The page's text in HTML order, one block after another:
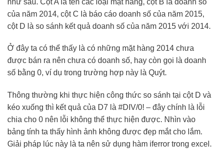
của năm 2014, cột C là báo cáo doanh số của năm 2015,
cột D là so sánh kết quả doanh số của năm 2015 với 2014.
Ở đây ta có thể thấy là có những mặt hàng 2014 chưa
được bán ra nên chưa có doanh số, hay còn gọi là doanh
số bằng 0, ví dụ trong trường hợp này là Quýt.
Thông thường khi thực hiện công thức so sánh tại cột D và
kéo xuống thì kết quả của D7 là #DIV/0! – đây chính là lỗi
chia cho 0 nên lỗi không thể thực hiện được. Nhìn vào
bảng tính ta thấy hình ảnh không được đẹp mắt cho lắm.
Giải pháp lúc này là ta nên sử dụng hàm iferror trong excel.